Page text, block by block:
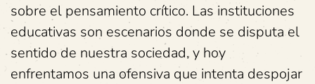
sobre el pensamiento crítico. Las instituciones
educativas son escenarios donde se disputa el
sentido de nuestra sociedad, y hoy
enfrentamos una ofensiva que intenta despojar